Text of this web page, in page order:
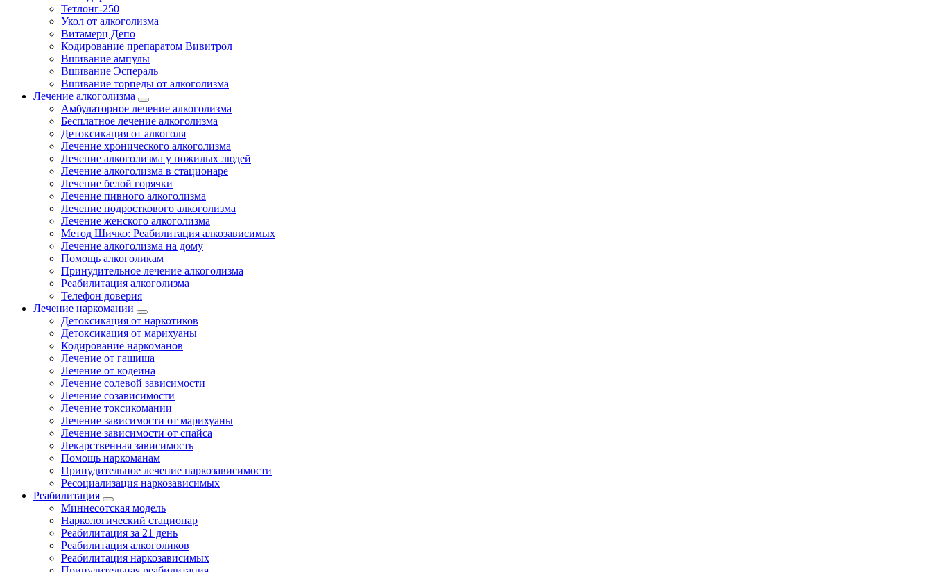
Тетлонг-250
Укол от алкоголизма
Витамерц Депо
Кодирование препаратом Вивитрол
Вшивание ампулы
Вшивание Эспераль
Вшивание торпеды от алкоголизма
Лечение алкоголизма
Амбулаторное лечение алкоголизма
Бесплатное лечение алкоголизма
Детоксикация от алкоголя
Лечение хронического алкоголизма
Лечение алкоголизма у пожилых людей
Лечение алкоголизма в стационаре
Лечение белой горячки
Лечение пивного алкоголизма
Лечение подросткового алкоголизма
Лечение женского алкоголизма
Метод Шичко: Реабилитация алкозависимых
Лечение алкоголизма на дому
Помощь алкоголикам
Принудительное лечение алкоголизма
Реабилитация алкоголизма
Телефон доверия
Лечение наркомании
Детоксикация от наркотиков
Детоксикация от марихуаны
Кодирование наркоманов
Лечение от гашиша
Лечение от кодеина
Лечение солевой зависимости
Лечение созависимости
Лечение токсикомании
Лечение зависимости от марихуаны
Лечение зависимости от спайса
Лекарственная зависимость
Помощь наркоманам
Принудительное лечение наркозависимости
Ресоциализация наркозависимых
Реабилитация
Миннесотская модель
Наркологический стационар
Реабилитация за 21 день
Реабилитация алкоголиков
Реабилитация наркозависимых